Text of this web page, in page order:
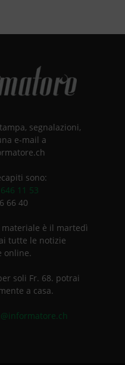
segnalazioni,
e-mail a
sono:
11 53
66 40
è il martedì
tutte le notizie
online.
soli Fr. 68. potrai
a casa.